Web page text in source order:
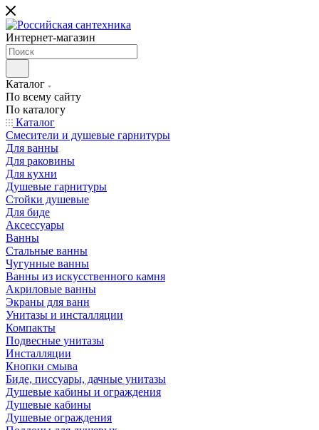
Интернет-магазин
Каталог
По всему сайту
По каталогу
Каталог
Смесители и душевые гарнитуры
Для ванны
Для раковины
Для кухни
Душевые гарнитуры
Стойки душевые
Для биде
Аксессуары
Ванны
Стальные ванны
Чугунные ванны
Ванны из искусственного камня
Акриловые ванны
Экраны для ванн
Унитазы и инсталляции
Компакты
Подвесные унитазы
Инсталляции
Кнопки смыва
Биде, писсуары, дачные унитазы
Душевые кабины и ограждения
Душевые кабины
Душевые ограждения